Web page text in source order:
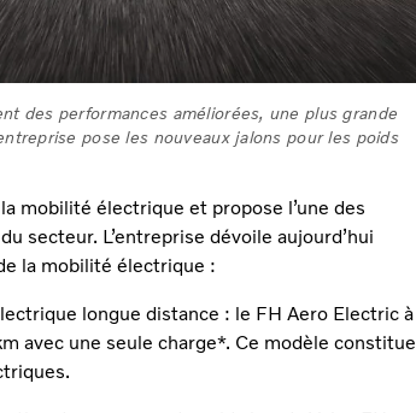
des performances améliorées, une plus grande
pose les nouveaux jalons pour les poids
mobilité électrique et propose l’une des
secteur. L’entreprise dévoile aujourd’hui
la mobilité électrique :
longue distance : le FH Aero Electric à
avec une seule charge*. Ce modèle constitue